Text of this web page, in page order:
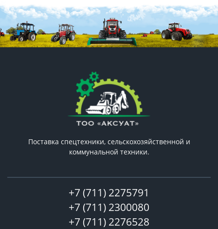
Поставка спецтехники, сельскохозяйственной и
коммунальной техники.
+7 (711) 2275791
+7 (711) 2300080
+7 (711) 2276528